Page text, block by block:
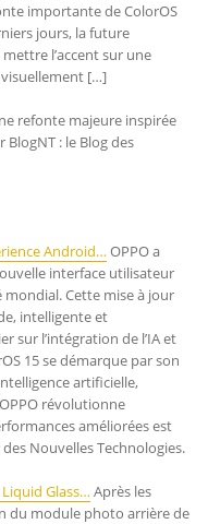
importante de ColorOS
jours, la future
l’accent sur une
[…]
refonte majeure inspirée
: le Blog des
Android…OPPO a
interface utilisateur
Cette mise à jour
intelligente et
sur l’intégration de l’IA et
15 se démarque par son
artificielle,
révolutionne
améliorées est
Nouvelles Technologies.
Glass…Après les
du module photo arrière de